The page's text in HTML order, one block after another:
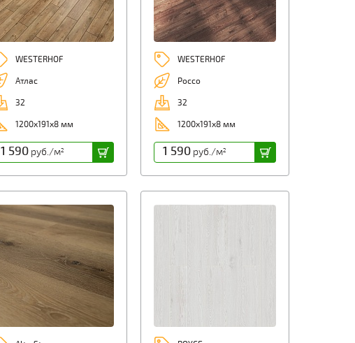
WESTERHOF
Атлас
32
1200х191х8 мм
1 590руб./м2
WESTERHOF
Россо
32
1200х191х8 мм
1 590руб./м2